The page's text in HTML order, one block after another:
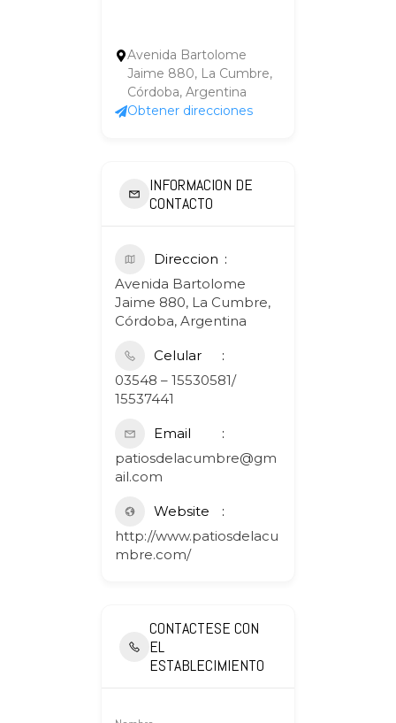
Avenida Bartolome
Jaime 880, La Cumbre,
Córdoba, Argentina
Obtener direcciones
INFORMACION DE
CONTACTO
Direccion
Avenida Bartolome
Jaime 880, La Cumbre,
Córdoba, Argentina
Celular
03548 – 15530581/
15537441
Email
patiosdelacumbre@gm
ail.com
Website
http://www.patiosdelacu
mbre.com/
CONTACTESE CON
EL
ESTABLECIMIENTO